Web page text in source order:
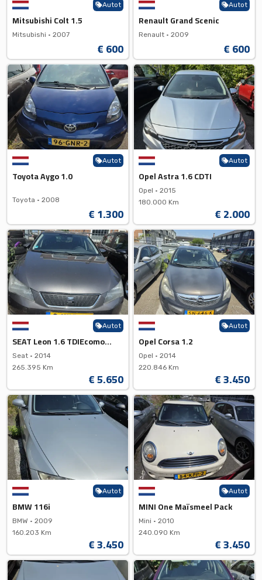
Autot
Mitsubishi Colt 1.5
Mitsubishi • 2007
€ 600
Autot
Renault Grand Scenic
Renault • 2009
€ 600
Autot
Toyota Aygo 1.0
Toyota • 2008
€ 1.300
Autot
Opel Astra 1.6 CDTI
Opel • 2015
180.000 Km
€ 2.000
Autot
SEAT Leon 1.6 TDIEcomotive
Seat • 2014
265.395 Km
€ 5.650
Autot
Opel Corsa 1.2
Opel • 2014
220.846 Km
€ 3.450
Autot
BMW 116i
BMW • 2009
160.203 Km
€ 3.450
Autot
MINI One Maïsmeel Pack
Mini • 2010
240.090 Km
€ 3.450